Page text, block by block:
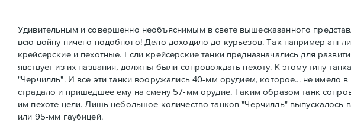
Удивительным и совершенно необъяснимым в свете вышесказанного
всю войну ничего подобного! Дело доходило до курьезов. Так например
крейсерские и пехотные. Если крейсерские танки предназначались для
явствует из их названия, должны были сопровождать пехоту. К этому типу
"Черчилль". И все эти танки вооружались 40-мм орудием, которое... не имело
страдало и пришедшее ему на смену 57-мм орудие. Таким образом танк
им пехоте цели. Лишь небольшое количество танков "Черчилль"
или 95-мм гаубицей.